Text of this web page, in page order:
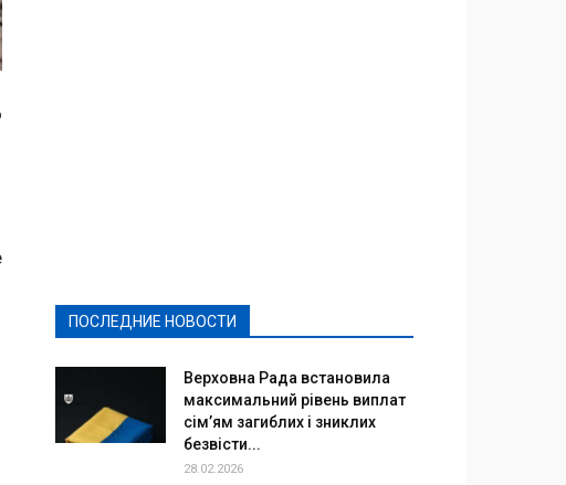
ПОСЛЕДНИЕ НОВОСТИ
Верховна Рада встановила
максимальний рівень виплат
сім’ям загиблих і зниклих
безвісти...
28.02.2026